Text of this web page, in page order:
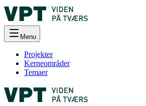
Menu
Projekter
Kerneområder
Temaer